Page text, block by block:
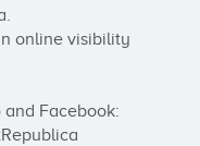
online visibility
and Facebook: